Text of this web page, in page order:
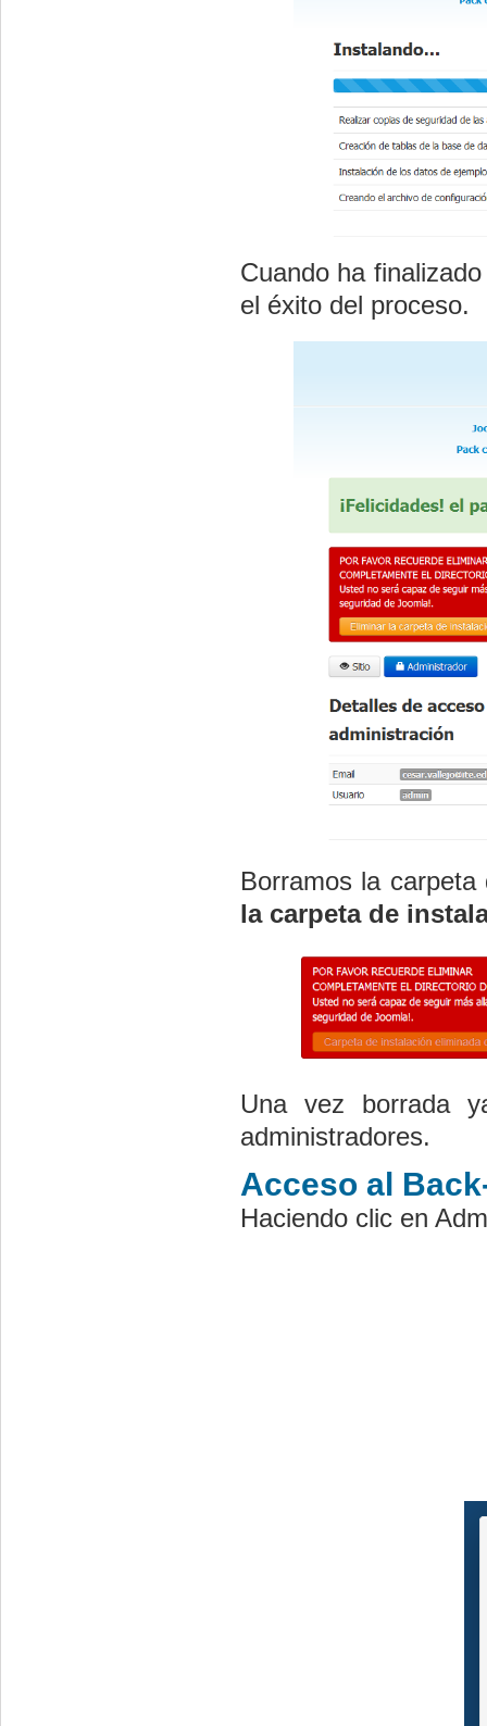
Cuando ha
el éxito del proceso.
Borramos la
la carpeta de
Una vez borrada
administradores.
Acceso al
Haciendo clic en